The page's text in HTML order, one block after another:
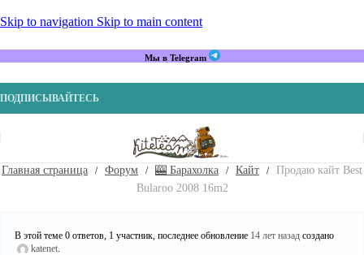
Skip to navigation Skip to main content
Мы в Telegram
ПОДПИСЫВАЙТЕСЬ
Главная страница Форум 🎰 Барахолка Кайт
Продаю кайт Best
Bularoo 2008 16m2
В этой теме 0 ответов, 1 участник, последнее обновление 14 лет назад создано
katenet.